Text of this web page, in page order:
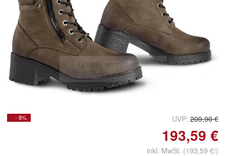
Doppelt antippen zum
vergrößern
- 8% UVP: 209,90 €
193,59 €
inkl. MwSt. (193,59 €/)